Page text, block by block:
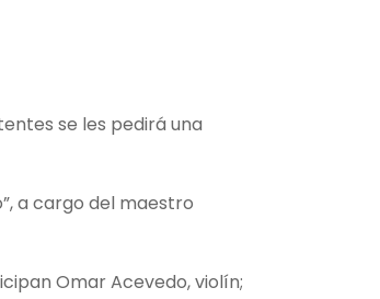
se les pedirá una
a cargo del maestro
Omar Acevedo, violín;